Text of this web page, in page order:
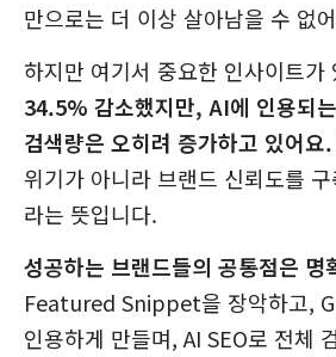
만으로는 더 이상 살아남을 수 없
하지만 여기서 중요한 인사이트가
34.5% 감소했지만, AI에 인용되
검색량은 오히려 증가하고 있어요.
위기가 아니라 브랜드 신뢰도를
라는 뜻입니다.
성공하는 브랜드들의 공통점은 명
Featured Snippet을 장악하고,
인용하게 만들며, AI SEO로 전체